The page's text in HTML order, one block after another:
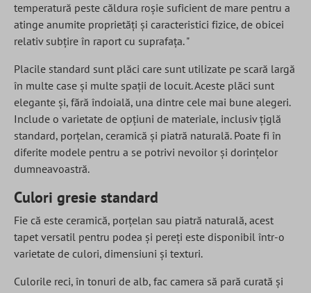
temperatură peste căldura roșie suficient de mare pentru a
atinge anumite proprietăți și caracteristici fizice, de obicei
relativ subțire în raport cu suprafața. "
Placile standard sunt plăci care sunt utilizate pe scară largă
în multe case și multe spații de locuit. Aceste plăci sunt
elegante și, fără îndoială, una dintre cele mai bune alegeri.
Include o varietate de opțiuni de materiale, inclusiv țiglă
standard, porțelan, ceramică și piatră naturală. Poate fi în
diferite modele pentru a se potrivi nevoilor și dorințelor
dumneavoastră.
Culori gresie standard
Fie că este ceramică, porțelan sau piatră naturală, acest
tapet versatil pentru podea și pereți este disponibil într-o
varietate de culori, dimensiuni și texturi.
Culorile reci, în tonuri de alb, fac camera să pară curată și